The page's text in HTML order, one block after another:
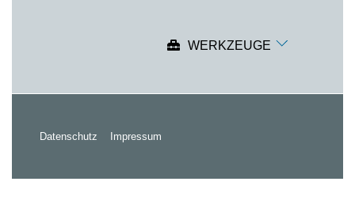
WERKZEUGE
Datenschutz Impressum